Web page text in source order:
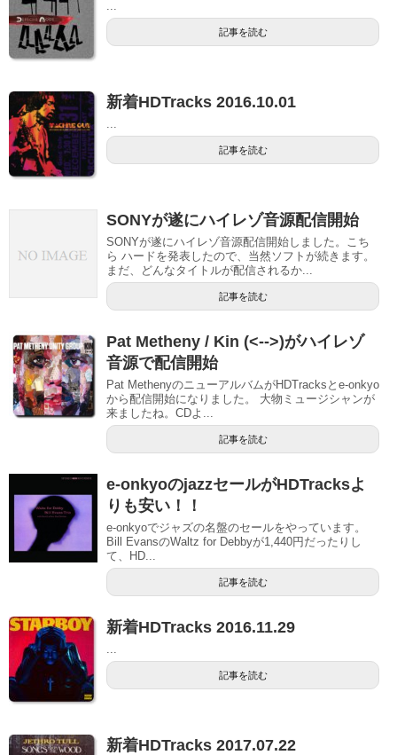
記事を読む
新着HDTracks 2016.10.01
記事を読む
SONYが遂にハイレゾ音源配信開始
SONYが遂にハイレゾ音源配信開始しました。こち
ら ハードを発表したので、当然ソフトが続きます。
まだ、どんなタイトルが配信されるか...
記事を読む
Pat Metheny / Kin (<-->)がハイレゾ
音源で配信開始
Pat MethenyのニューアルバムがHDTracksとe-onkyo
から配信開始になりました。 大物ミュージシャンが
来ましたね。CDよ...
記事を読む
e-onkyoのjazzセールがHDTracksよ
りも安い！！
e-onkyoでジャズの名盤のセールをやっています。
Bill EvansのWaltz for Debbyが1,440円だったりし
て、HD...
記事を読む
新着HDTracks 2016.11.29
記事を読む
新着HDTracks 2017.07.22